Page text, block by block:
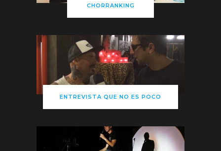
CHORRANKING
ENTREVISTA QUE NO ES POCO